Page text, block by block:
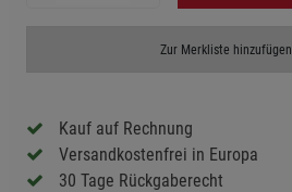
Zur Merkliste hinzufügen
Kauf auf Rechnung
Versandkostenfrei in Europa
30 Tage Rückgaberecht